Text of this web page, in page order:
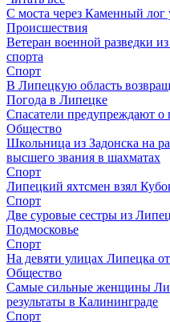
С моста через Каменный
Происшествия
Ветеран военной разведки
спорта
Спорт
В Липецкую область
Погода в Липецке
Спасатели предупреждают о
Общество
Школьница из Задонска на
высшего звания в шахматах
Спорт
Липецкий яхтсмен взял
Спорт
Две суровые сестры из
Подмосковье
Спорт
На девяти улицах Липецка
Общество
Самые сильные женщины
результаты в Калининграде
Спорт